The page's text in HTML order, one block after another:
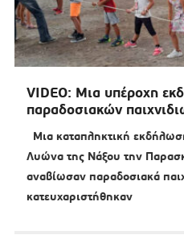
VIDEO: Μια υπέροχη
παραδοσιακών
Μια καταπληκτική
Λυώνα της Νάξου την
αναβίωσαν παραδοσιακά
κατευχαριστήθηκαν